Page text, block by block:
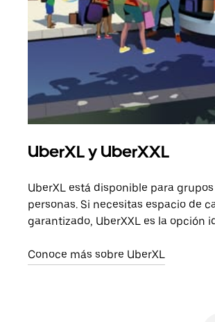
UberXL y UberXXL
UberXL está disponible para
personas. Si necesitas espacio de
garantizado, UberXXL es la opción
Conoce más sobre UberXL